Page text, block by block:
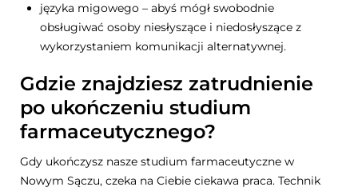
języka migowego – abyś mógł swobodnie
obsługiwać osoby niesłyszące i niedosłyszące z
wykorzystaniem komunikacji alternatywnej.
Gdzie znajdziesz zatrudnienie
po ukończeniu studium
farmaceutycznego?
Gdy ukończysz nasze studium farmaceutyczne w
Nowym Sączu, czeka na Ciebie ciekawa praca. Technik